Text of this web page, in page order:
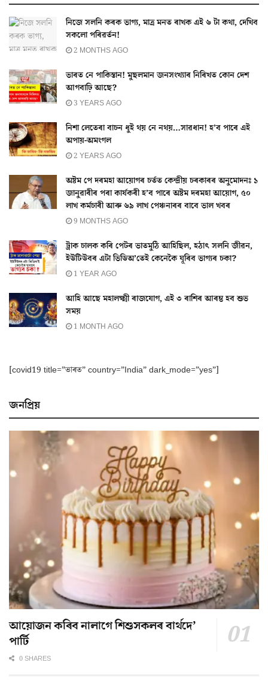
নিজে সলনি কৰক ভাগ্য, মাত্ৰ মনত ৰাখক এই ৬ টা কথা, দেখিব
সকলো পৰিৱৰ্তন!
2 MONTHS AGO
ভাৰত নে পাকিস্তান! মুছলমান জনসংখ্যাৰ নিৰিখত কোন দেশ
আগবাঢ়ি আছে?
3 YEARS AGO
নিশা লেতেৰা বাচন ধুই থয় নে নথয়…সাৱধান! হ’ব পাৰে এই
অপায়-অমংগল
2 YEARS AGO
অষ্টম পে দৰমহা আয়োগৰ চৰ্তত কেন্দ্ৰীয় চৰকাৰৰ অনুমোদনঃ ১
জানুৱাৰীৰ পৰা কাৰ্যকৰী হ’ব পাৰে অষ্টম দৰমহা আয়োগ, ৫০
লাখ কৰ্মচাৰী আৰু ৬৯ লাখ পেঞ্চনাৰৰ বাবে ভাল খবৰ
9 MONTHS AGO
ট্ৰাক চালক কৰি পেটৰ ভাতমুঠি আহিছিল, হঠাৎ সলনি জীৱন,
ইউটিউবৰ এটা ভিডিঅ’তেই কেনেকৈ ঘূৰিব ভাগ্যৰ চকা?
1 YEAR AGO
আহি আছে মহালক্ষ্মী ৰাজযোগ, এই ৩ ৰাশিৰ আৰম্ভ হব শুভ
সময়
1 MONTH AGO
[covid19 title=”ভাৰত” country=”India” dark_mode=”yes”]
জনপ্ৰিয়
আয়োজন কৰিব নালাগে শিশুসকলৰ বাৰ্থদে’
পাৰ্টি
0 SHARES